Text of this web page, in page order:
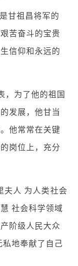
甘祖昌将军的
苦奋斗的宝贵
信仰和永远的
，为了他的祖国
发展，他甘当
他常常在关键
岗位上，充分
夫人 为人类社会
社会科学领域
阶级人民大众
地奉献了自己